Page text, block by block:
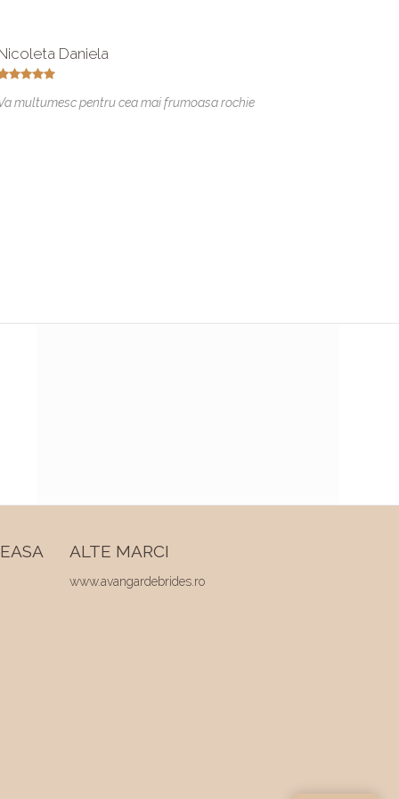
Daniela
multumesc pentru cea mai frumoasa rochie
ALTE MARCI
www.avangardebrides.ro